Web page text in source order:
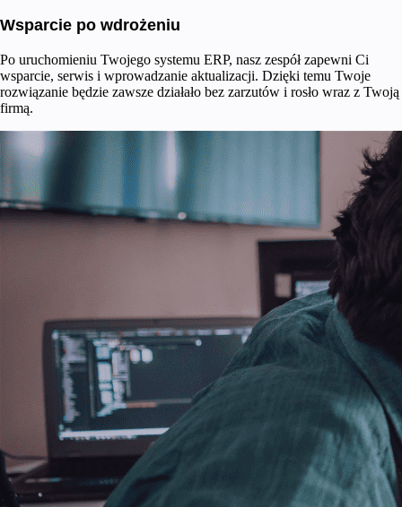
Wsparcie po wdrożeniu
Po uruchomieniu Twojego systemu ERP, nasz zespół zapewni Ci
wsparcie, serwis i wprowadzanie aktualizacji. Dzięki temu Twoje
rozwiązanie będzie zawsze działało bez zarzutów i rosło wraz z Twoją
firmą.